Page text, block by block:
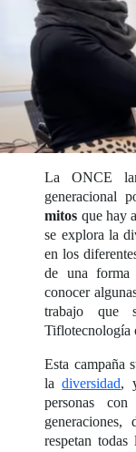
La ONCE
generacional
mitos que hay
se explora la
en los
de una forma
conocer
trabajo que
Tiflotecnología
Esta campaña
ladiversidad,
personas
respetan todas